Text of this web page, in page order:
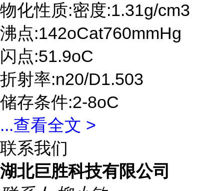
物化性质:密度:1.31g/cm3
沸点:142oCat760mmHg
闪点:51.9oC
折射率:n20/D1.503
储存条件:2-8oC
...查看全文 >
联系我们
湖北巨胜科技有限公司